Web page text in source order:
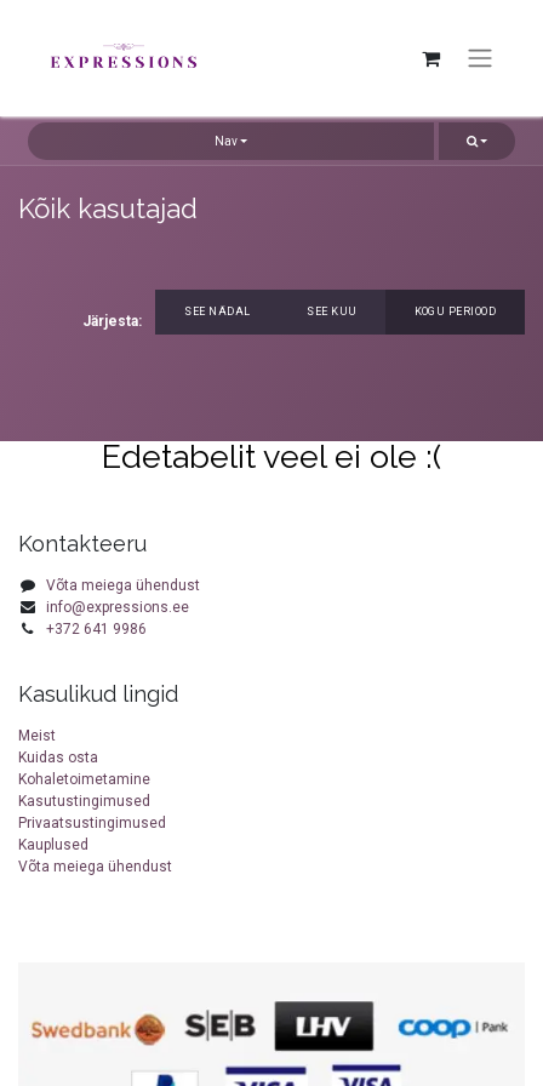
Nav
Kõik kasutajad
Järjesta:
SEE NÄDAL SEE KUU KOGU PERIOOD
Edetabelit veel ei ole :(
Kontakteeru
Võta meiega ühendust
info@expressions.ee
+372 641 9986
Kasulikud lingid
Meist
Kuidas osta
Kohaletoimetamine
Kasutustingimused
Privaatsustingimused
Kauplused
Võta meiega ühendust